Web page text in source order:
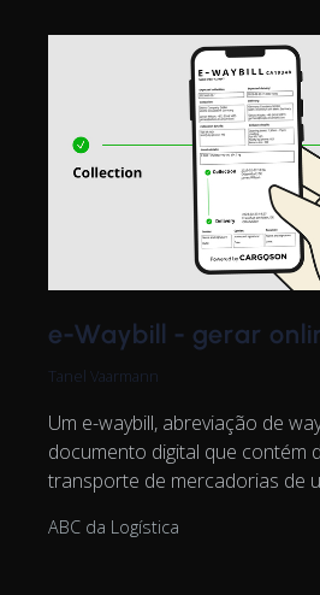
e-Waybill - gerar
Tanel Vaarmann
Um e-waybill, abreviação de
documento digital que contém
transporte de mercadorias de
ABC da Logística